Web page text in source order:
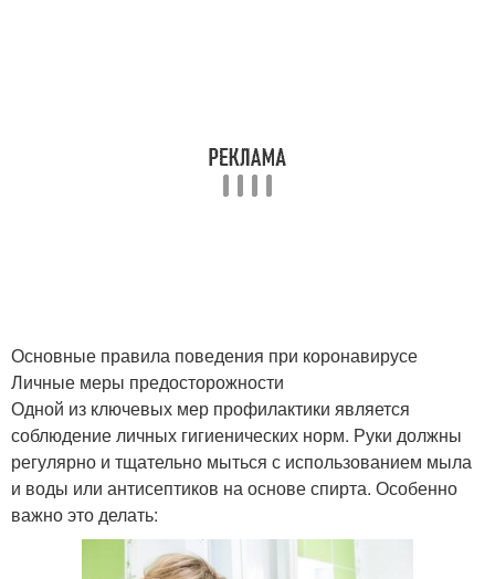
Основные правила поведения при коронавирусе
Личные меры предосторожности
Одной из ключевых мер профилактики является
соблюдение личных гигиенических норм. Руки должны
регулярно и тщательно мыться с использованием мыла
и воды или антисептиков на основе спирта. Особенно
важно это делать: